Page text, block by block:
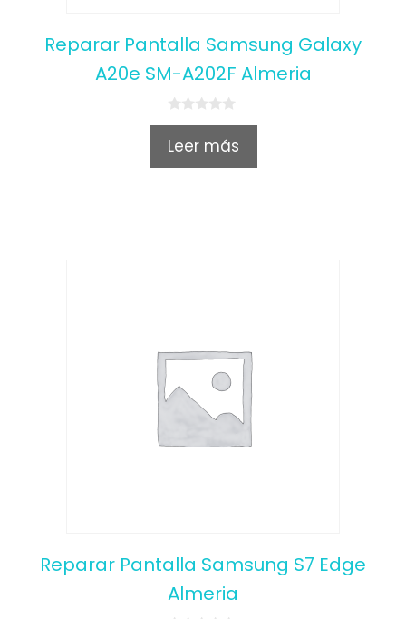
Reparar Pantalla Samsung Galaxy
A20e SM-A202F Almeria
0
u
Leer más
Reparar Pantalla Samsung S7 Edge
Almeria